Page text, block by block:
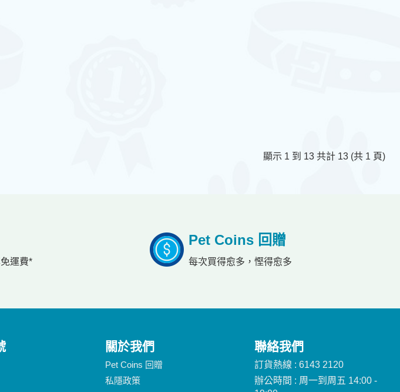
顯示 1 到 13 共計 13 (共 1 頁)
運費*
Pet Coins 回贈
每次買得愈多，慳得愈多
關於我們
Pet Coins 回贈
私隱政策
聯絡我們
訂貨熱線 : 6143 2120
辦公時間 : 周一到周五 14:00 -